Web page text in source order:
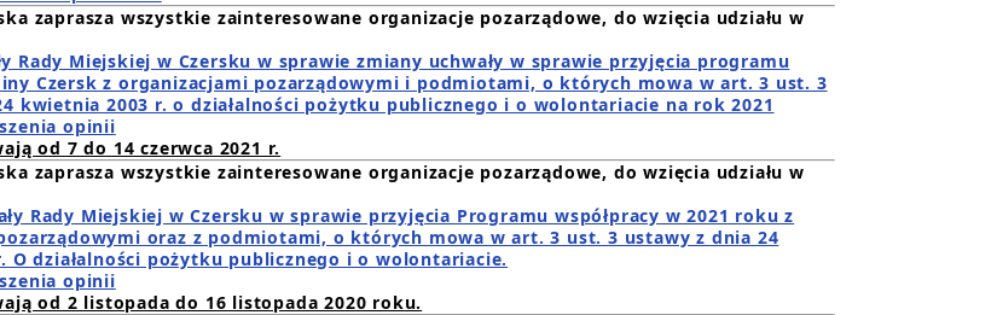
zaprasza wszystkie zainteresowane organizacje pozarządowe, do wzięcia udziału w
Rady Miejskiej w Czersku w sprawie zmiany uchwały w sprawie przyjęcia programu
Czersk z organizacjami pozarządowymi i podmiotami, o których mowa w art. 3 ust. 3
kwietnia 2003 r. o działalności pożytku publicznego i o wolontariacie na rok 2021
opinii
od 7 do 14 czerwca 2021 r.
zaprasza wszystkie zainteresowane organizacje pozarządowe, do wzięcia udziału w
Rady Miejskiej w Czersku w sprawie przyjęcia Programu współpracy w 2021 roku z
oraz z podmiotami, o których mowa w art. 3 ust. 3 ustawy z dnia 24
O działalności pożytku publicznego i o wolontariacie.
opinii
od 2 listopada do 16 listopada 2020 roku.